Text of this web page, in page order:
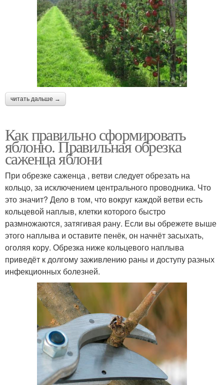
читать дальше →
Как правильно сформировать
яблоню. Правильная обрезка
саженца яблони
При обрезке саженца , ветви следует обрезать на
кольцо, за исключением центрального проводника. Что
это значит? Дело в том, что вокруг каждой ветви есть
кольцевой наплыв, клетки которого быстро
размножаются, затягивая рану. Если вы обрежете выше
этого наплыва и оставите пенёк, он начнёт засыхать,
оголяя кору. Обрезка ниже кольцевого наплыва
приведёт к долгому заживлению раны и доступу разных
инфекционных болезней.